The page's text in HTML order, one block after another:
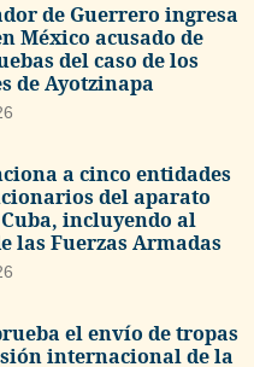
de Guerrero ingresa
México acusado de
del caso de los
de Ayotzinapa
a cinco entidades
del aparato
incluyendo al
las Fuerzas Armadas
el envío de tropas
internacional de la